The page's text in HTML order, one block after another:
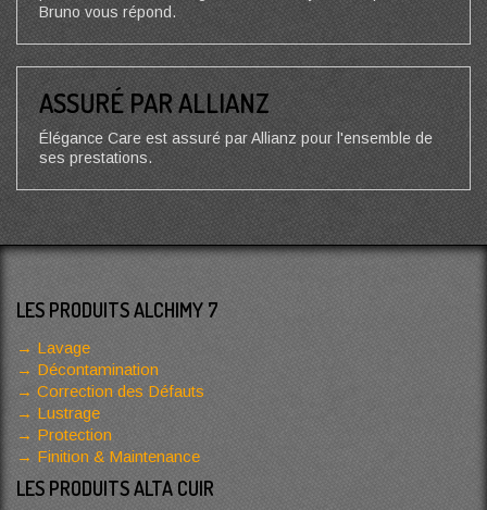
Bruno vous répond.
ASSURÉ PAR ALLIANZ
Élégance Care est assuré par Allianz pour l'ensemble de
ses prestations.
LES PRODUITS ALCHIMY 7
Lavage
Décontamination
Correction des Défauts
Lustrage
Protection
Finition & Maintenance
LES PRODUITS ALTA CUIR